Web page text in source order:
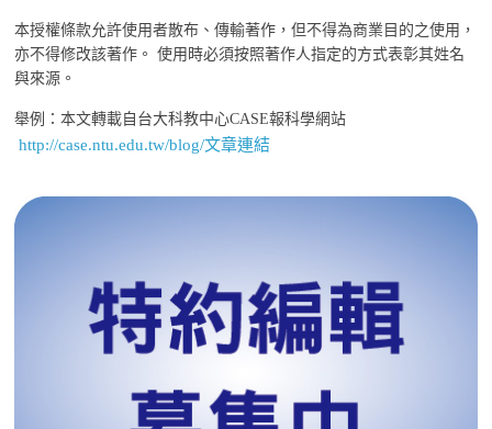
本授權條款允許使用者散布、傳輸著作，但不得為商業目的之使用，
亦不得修改該著作。 使用時必須按照著作人指定的方式表彰其姓名
與來源。
舉例：本文轉載自台大科教中心CASE報科學網站
http://case.ntu.edu.tw/blog/文章連結